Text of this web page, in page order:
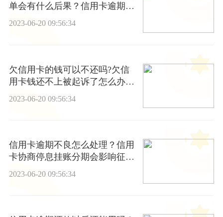
单会有什么后果？信用卡逾期会
坐牢吗？
2023-06-20 09:56:34
欠信用卡的钱可以不还吗?欠信
用卡钱还不上被起诉了怎么办?_
2023-06-20 09:56:34
信用卡逾期不良怎么处理？信用
卡协商停息挂账分期会影响征信
吗？
2023-06-20 09:56:34